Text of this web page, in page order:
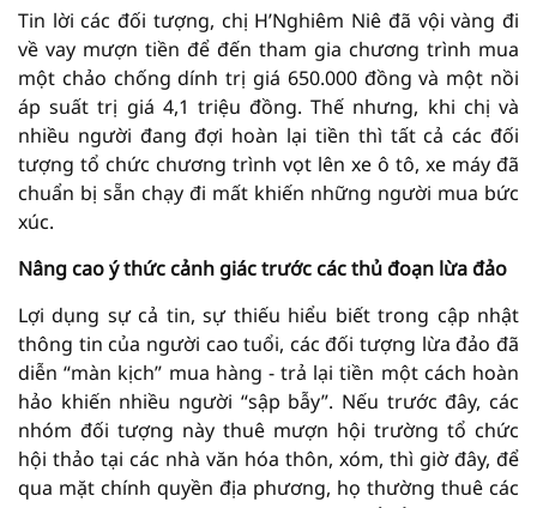
Tin lời các đối tượng, chị H’Nghiêm Niê đã vội vàng đi
về vay mượn tiền để đến tham gia chương trình mua
một chảo chống dính trị giá 650.000 đồng và một nồi
áp suất trị giá 4,1 triệu đồng. Thế nhưng, khi chị và
nhiều người đang đợi hoàn lại tiền thì tất cả các đối
tượng tổ chức chương trình vọt lên xe ô tô, xe máy đã
chuẩn bị sẵn chạy đi mất khiến những người mua bức
xúc.
Nâng cao ý thức cảnh giác trước các thủ đoạn lừa đảo
Lợi dụng sự cả tin, sự thiếu hiểu biết trong cập nhật
thông tin của người cao tuổi, các đối tượng lừa đảo đã
diễn “màn kịch” mua hàng - trả lại tiền một cách hoàn
hảo khiến nhiều người “sập bẫy”. Nếu trước đây, các
nhóm đối tượng này thuê mượn hội trường tổ chức
hội thảo tại các nhà văn hóa thôn, xóm, thì giờ đây, để
qua mặt chính quyền địa phương, họ thường thuê các